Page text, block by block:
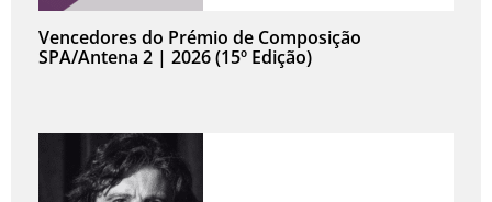
Vencedores do Prémio de Composição
SPA/Antena 2 | 2026 (15º Edição)